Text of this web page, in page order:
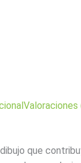
Valoraciones
dibujo que